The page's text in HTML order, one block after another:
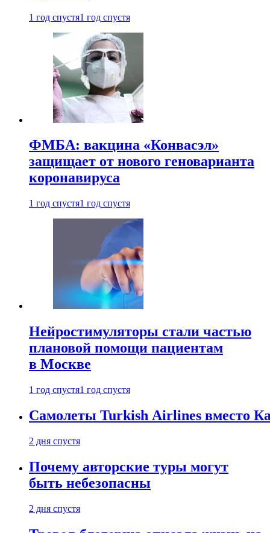
1 год спустя1 год спустя
ФМБА: вакцина «Конвасэл»
защищает от нового геноварианта
коронавируса
1 год спустя1 год спустя
Нейростимуляторы стали частью
плановой помощи пациентам
в Москве
1 год спустя1 год спустя
Самолеты Turkish Airlines вместо
2 дня спустя
Почему авторские туры могут
быть небезопасны
2 дня спустя